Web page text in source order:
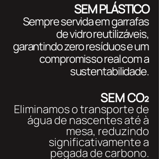
SEM PLÁSTICO
Sempre servida em garrafas
de vidro reutilizáveis,
garantindo zero resíduos e um
compromisso real com a
sustentabilidade.
SEM CO₂
Eliminamos o transporte de
água de nascentes até à
mesa, reduzindo
significativamente a
pegada de carbono.